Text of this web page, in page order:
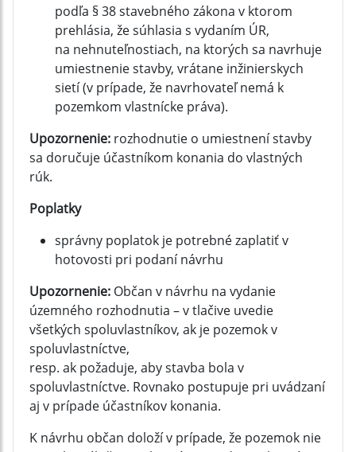
podľa § 38 stavebného zákona v ktorom
prehlásia, že súhlasia s vydaním ÚR,
na nehnuteľnostiach, na ktorých sa navrhuje
umiestnenie stavby, vrátane inžinierskych
sietí (v prípade, že navrhovateľ nemá k
pozemkom vlastnícke práva).
Upozornenie: rozhodnutie o umiestnení stavby
sa doručuje účastníkom konania do vlastných
rúk.
Poplatky
správny poplatok je potrebné zaplatiť v
hotovosti pri podaní návrhu
Upozornenie: Občan v návrhu na vydanie
územného rozhodnutia – v tlačive uvedie
všetkých spoluvlastníkov, ak je pozemok v
spoluvlastníctve,
resp. ak požaduje, aby stavba bola v
spoluvlastníctve. Rovnako postupuje pri uvádzaní
aj v prípade účastníkov konania.
K návrhu občan doloží v prípade, že pozemok nie